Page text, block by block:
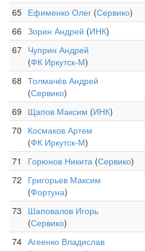
65 Ефименко Олег (Сервико)
66 Зорин Андрей (ИНК)
67 Чуприн Андрей
(ФК Иркутск-М)
68 Толмачёв Андрей
(Сервико)
69 Щапов Максим (ИНК)
70 Космаков Артем
(ФК Иркутск-М)
71 Горюнов Никита (Сервико)
72 Григорьев Максим
(Фортуна)
73 Шаповалов Игорь
(Сервико)
74 Агеенко Владислав